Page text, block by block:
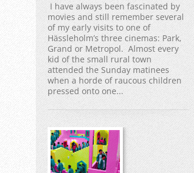
I have always been fascinated by
movies and still remember several
of my early visits to one of
Hässleholm’s three cinemas: Park,
Grand or Metropol. Almost every
kid of the small rural town
attended the Sunday matinees
when a horde of raucous children
pressed onto one...